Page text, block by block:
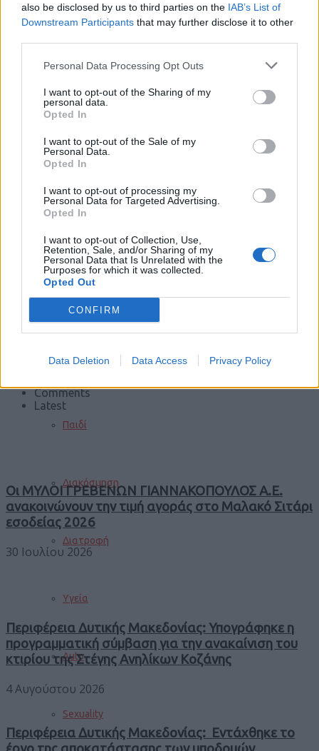
also be disclosed by us to third parties on the IAB’s List of
Downstream Participants that may further disclose it to other
Personal Data Processing Opt Outs
I want to opt-out of the Sharing of my
personal data.
Opted In
I want to opt-out of the Sale of my
Personal Data.
Opted In
I want to opt-out of processing my
Personal Data for Targeted Advertising.
Opted In
I want to opt-out of Collection, Use,
Retention, Sale, and/or Sharing of my
Personal Data that Is Unrelated with the
Purposes for which it was collected.
Opted Out
CONFIRM
Data Deletion Data Access Privacy Policy
Καιρός
Τροχαία
Σεισμοί
Αποστάσεις
ΠΕΡΙΣΣΟΤΕΡΑ
Παιδί
Διακόσμηση
Διατροφή
Υγεία
Auto
Sexuality
Comments
Latest
Οι ΜΥΛΟΙ ΓΡΕΒΕΝΩΝ ΓΙΑΝΝΑΚΟΠΟΥΛΟΣ Α.Ε.
ανακοινώνουν την τιμή αγοράς στο Μαλακό Σιτάρι
εσοδείας 2026
30 Ιουλίου 2026
Περιφέρεια Δυτικής Μακεδονίας: Υπογράφηκε η
προγραμματική σύμβαση για την ανακαίνιση του
κτιρίου της Στέγης Ανηλίκων Κοζάνης
4 Αυγούστου 2026
Περιφέρεια Δυτικής Μακεδονίας: Εντάχθηκε το